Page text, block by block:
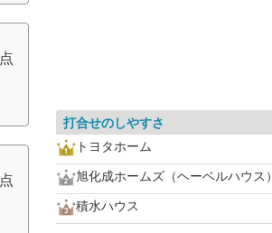
点
点
打合せのしやすさ
トヨタホーム
旭化成ホームズ（ヘーベルハウス）
積水ハウス